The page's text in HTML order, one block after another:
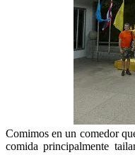
Comimos en un comedor
comida principalmente